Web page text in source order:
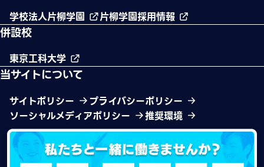
学校法人片柳学園 片柳学園採用情報
併設校
東京工科大学
当サイトについて
サイトポリシー
プライバシーポリシー
ソーシャルメディアポリシー
推奨環境